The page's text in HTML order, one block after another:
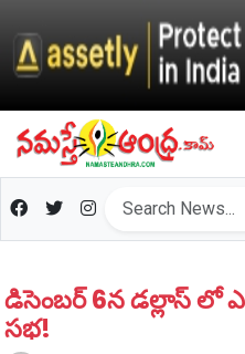
డిసెంబర్ 6న డల్లాస్ లో
సభ!